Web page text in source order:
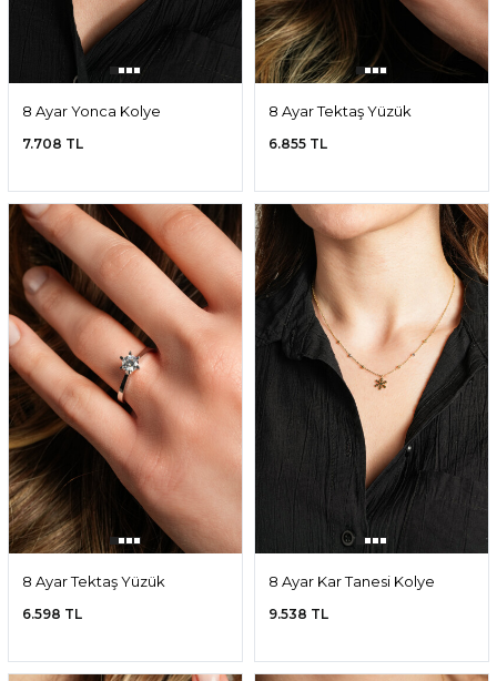
8 Ayar Yonca Kolye
7.708 TL
8 Ayar Tektaş Yüzük
6.855 TL
8 Ayar Tektaş Yüzük
6.598 TL
8 Ayar Kar Tanesi Kolye
9.538 TL